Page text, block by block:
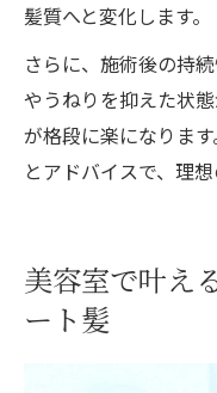
髪質へと変化します。
さらに、施術後の持
やうねりを抑えた状
が格段に楽になりま
とアドバイスで、理
美容室で叶え
ート髪